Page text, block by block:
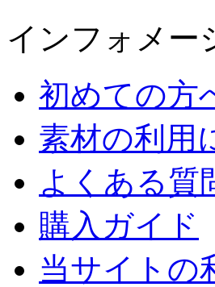
インフォメー
初めての方
素材の利用
よくある質
購入ガイド
当サイトの